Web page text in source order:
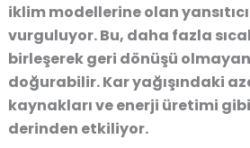
iklim modellerine olan
vurguluyor. Bu, daha fazla
birleşerek geri dönüşü
doğurabilir. Kar yağışındaki
kaynakları ve enerji üretimi
derinden etkiliyor.